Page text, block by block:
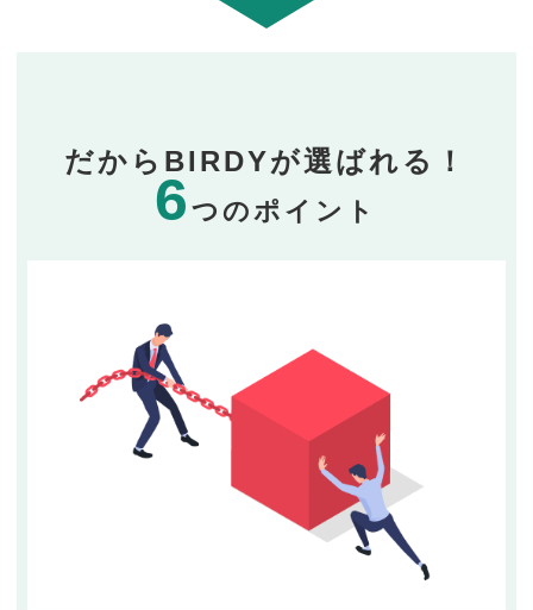
だからBIRDYが選ばれる！
6つのポイント